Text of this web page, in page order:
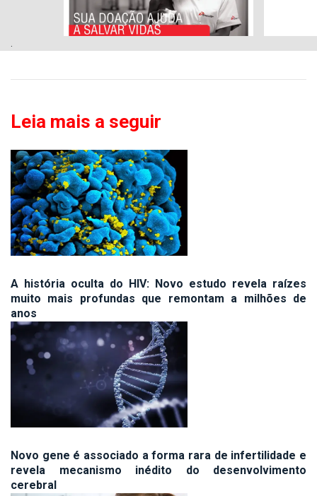
Leia mais a seguir
A história oculta do HIV: Novo estudo revela raízes
muito mais profundas que remontam a milhões de
anos
Novo gene é associado a forma rara de infertilidade e
revela mecanismo inédito do desenvolvimento
cerebral